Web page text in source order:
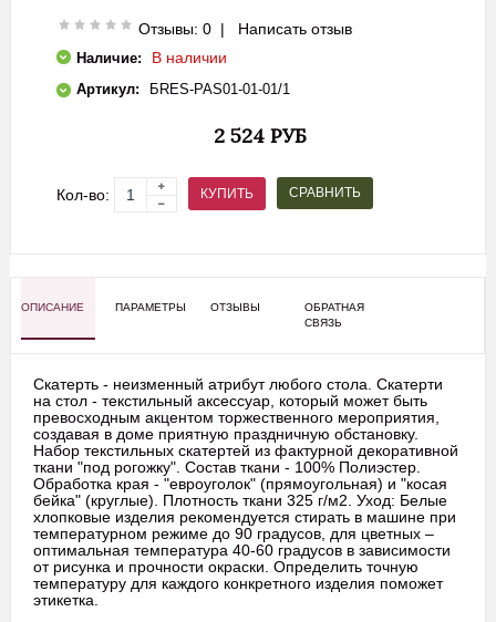
Отзывы: 0 | Написать отзыв
Наличие: В наличии
Артикул: БRES-PAS01-01-01/1
2 524 РУБ
Кол-во: КУПИТЬ СРАВНИТЬ
ОПИСАНИЕ ПАРАМЕТРЫ ОТЗЫВЫ
ОБРАТНАЯ
СВЯЗЬ
Скатерть - неизменный атрибут любого стола. Скатерти
на стол - текстильный аксессуар, который может быть
превосходным акцентом торжественного мероприятия,
создавая в доме приятную праздничную обстановку.
Набор текстильных скатертей из фактурной декоративной
ткани "под рогожку". Состав ткани - 100% Полиэстер.
Обработка края - "евроуголок" (прямоугольная) и "косая
бейка" (круглые). Плотность ткани 325 г/м2. Уход: Белые
хлопковые изделия рекомендуется стирать в машине при
температурном режиме до 90 градусов, для цветных –
оптимальная температура 40-60 градусов в зависимости
от рисунка и прочности окраски. Определить точную
температуру для каждого конкретного изделия поможет
этикетка.